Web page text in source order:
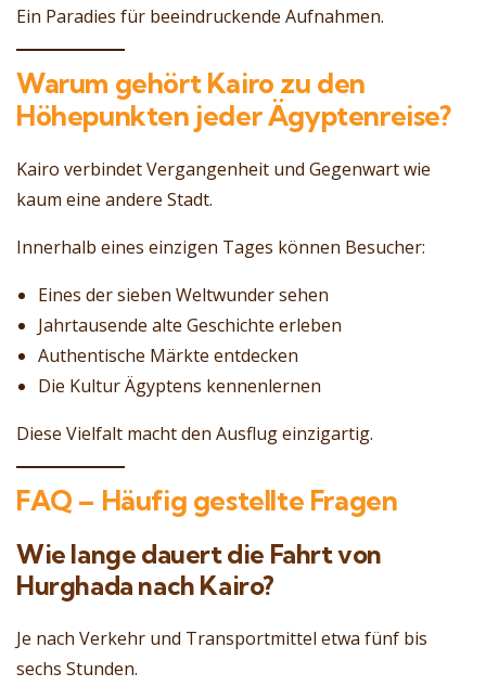
Ein Paradies für beeindruckende Aufnahmen.
Warum gehört Kairo zu den
Höhepunkten jeder Ägyptenreise?
Kairo verbindet Vergangenheit und Gegenwart wie
kaum eine andere Stadt.
Innerhalb eines einzigen Tages können Besucher:
Eines der sieben Weltwunder sehen
Jahrtausende alte Geschichte erleben
Authentische Märkte entdecken
Die Kultur Ägyptens kennenlernen
Diese Vielfalt macht den Ausflug einzigartig.
FAQ – Häufig gestellte Fragen
Wie lange dauert die Fahrt von
Hurghada nach Kairo?
Je nach Verkehr und Transportmittel etwa fünf bis
sechs Stunden.